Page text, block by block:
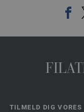
TILMELD DIG